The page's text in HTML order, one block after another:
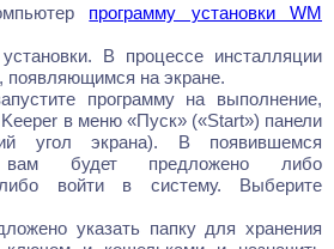
программу установки WM
В процессе инсталляции
появляющимся на экране.
программу на выполнение,
в меню «Пуск» («Start») панели
угол экрана). В появившемся
вам будет предложено либо
либо войти в систему. Выберите
указать папку для хранения